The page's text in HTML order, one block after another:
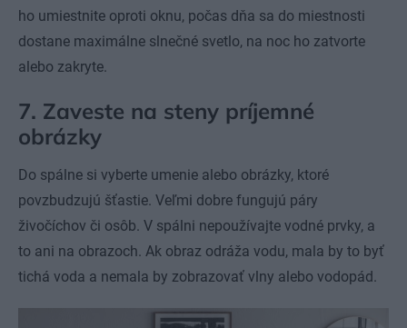
ho umiestnite oproti oknu, počas dňa sa do miestnosti
dostane maximálne slnečné svetlo, na noc ho zatvorte
alebo zakryte.
7. Zaveste na steny príjemné
obrázky
Do spálne si vyberte umenie alebo obrázky, ktoré
povzbudzujú šťastie. Veľmi dobre fungujú páry
živočíchov či osôb. V spálni nepoužívajte vodné prvky, a
to ani na obrazoch. Ak obraz odráža vodu, mala by to byť
tichá voda a nemala by zobrazovať vlny alebo vodopád.